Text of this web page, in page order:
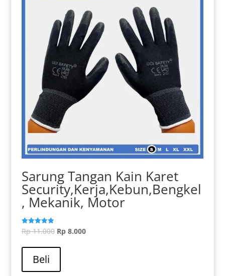
Sarung Tangan Kain Karet
Security,Kerja,Kebun,Bengkel
, Mekanik, Motor
Dinilai
5.00
Rp11.000 Harga
Rp8.000Harga
Beli